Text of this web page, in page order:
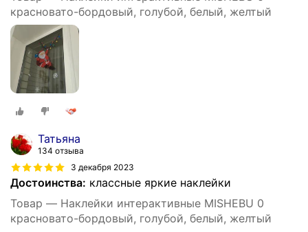
красновато-бордовый, голубой, белый, желтый
Татьяна
134 отзыва
3 декабря 2023
Достоинства: классные яркие наклейки
Товар — Наклейки интерактивные MISHEBU 0
красновато-бордовый, голубой, белый, желтый